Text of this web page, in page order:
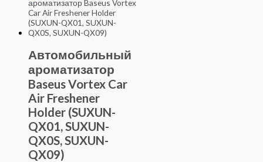
Автомобильный
ароматизатор
Baseus Vortex Car
Air Freshener
Holder (SUXUN-
QX01, SUXUN-
QX0S, SUXUN-
QX09)